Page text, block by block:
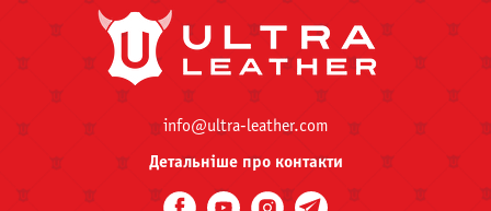
info@ultra-leather.com
Детальніше про контакти